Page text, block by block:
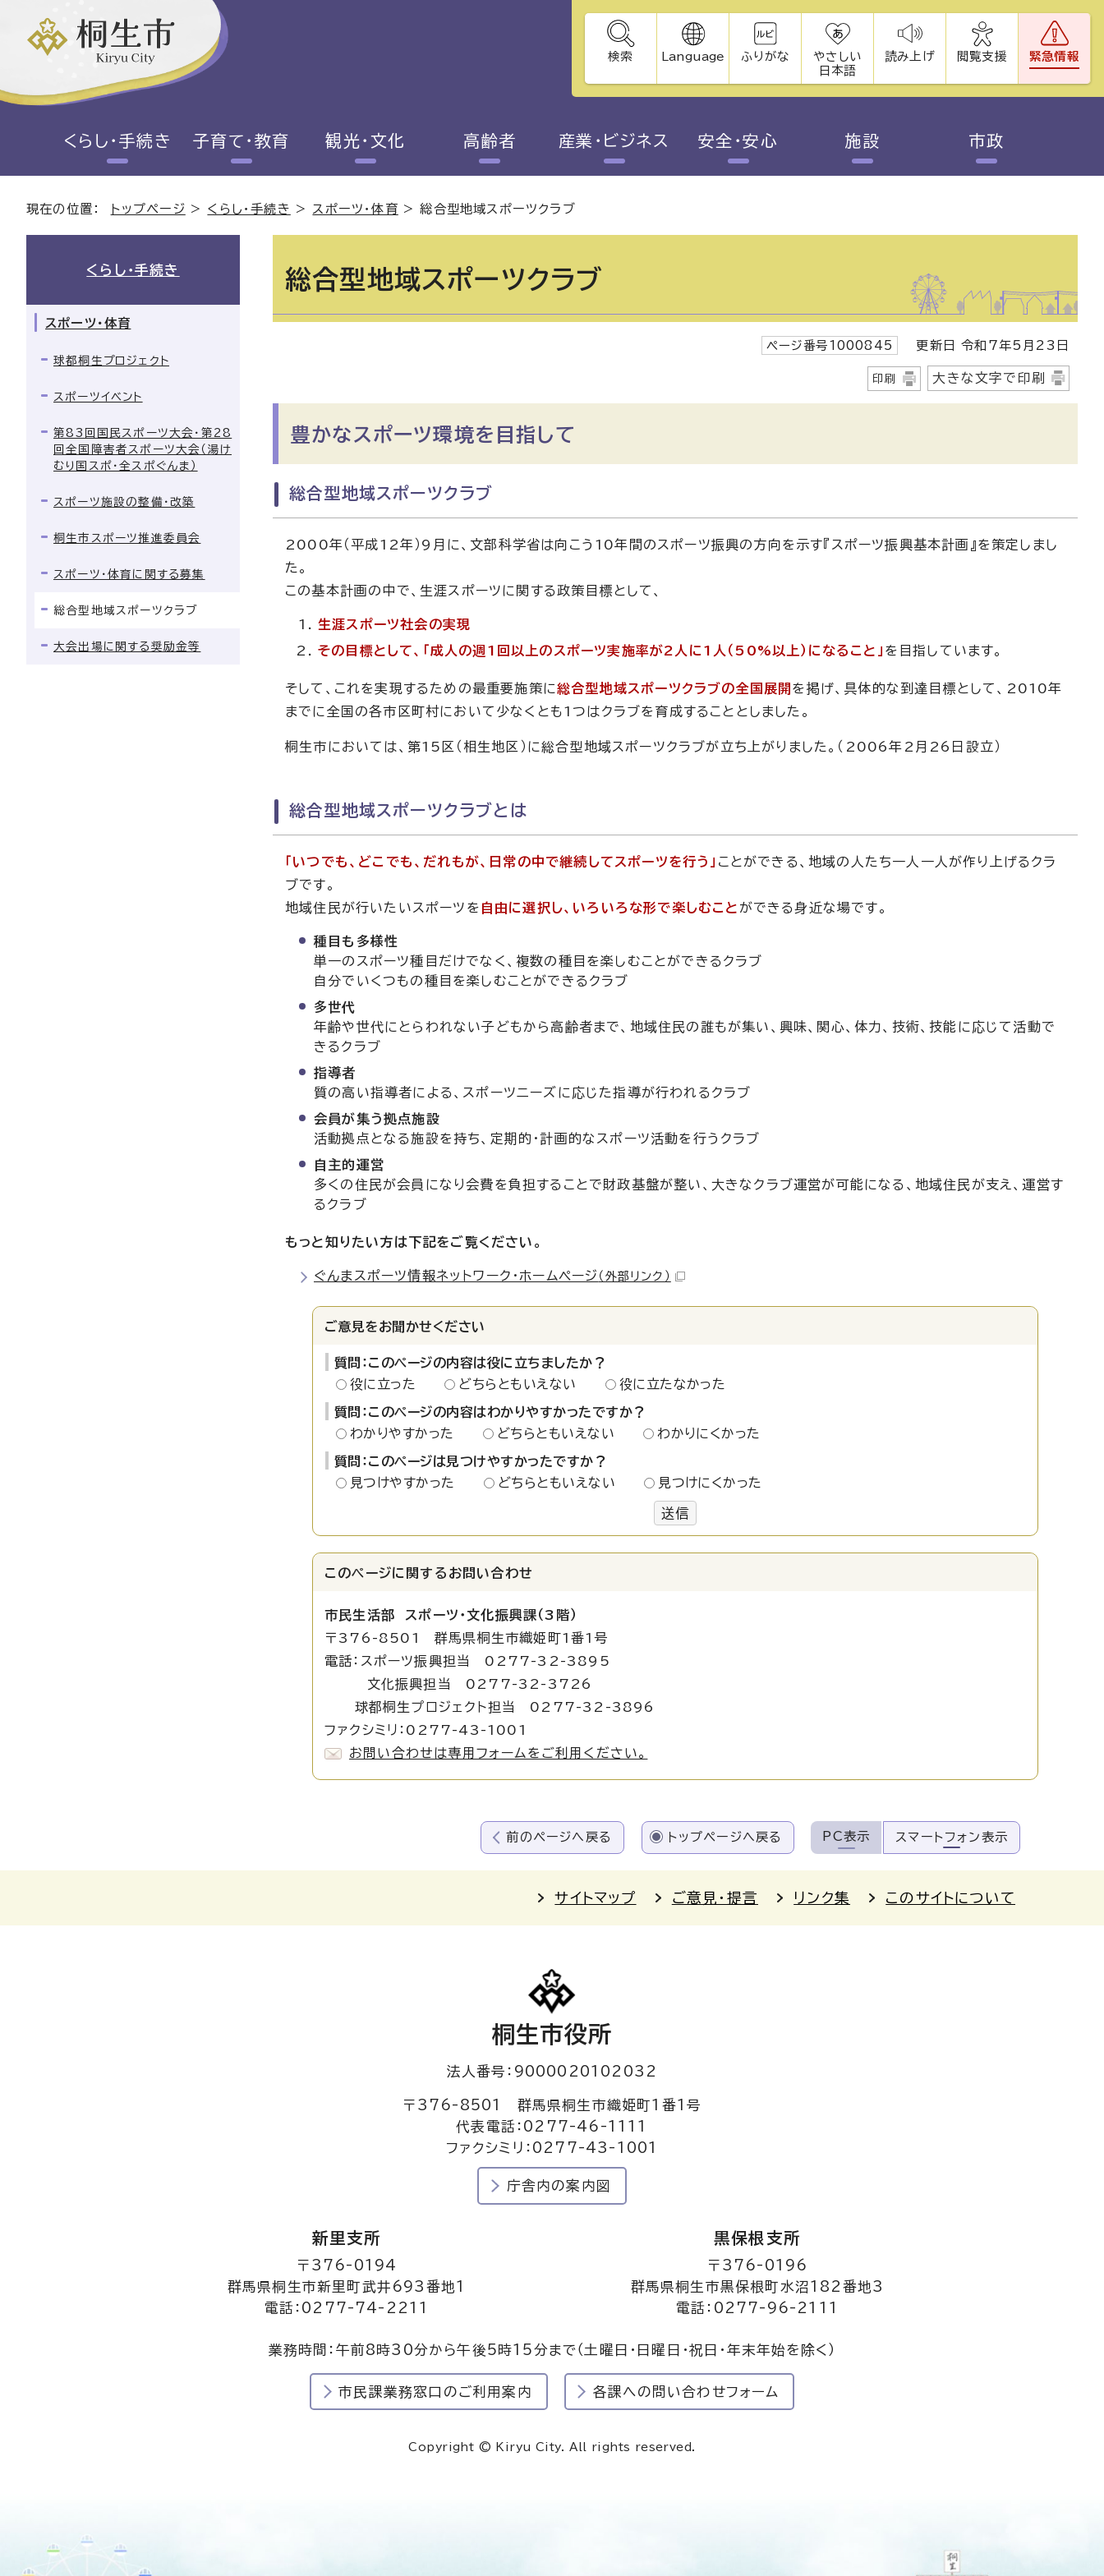
検索 Language ふりがな
やさしい
日本語
読み上げ 閲覧支援 緊急情報
くらし・手続き 子育て・教育 観光・文化 高齢者 産業・ビジネス 安全・安心 施設 市政
現在の位置： トップページ > くらし・手続き > スポーツ・体育 >総合型地域スポーツクラブ
総合型地域スポーツクラブ
ページ番号1000845 更新日 令和7年5月23日
印刷 大きな文字で印刷
豊かなスポーツ環境を目指して
総合型地域スポーツクラブ
2000年（平成12年）9月に、文部科学省は向こう10年間のスポーツ振興の方向を示す『スポーツ振興基本計画』を策定しまし
た。
この基本計画の中で、生涯スポーツに関する政策目標として、
生涯スポーツ社会の実現
その目標として、「成人の週1回以上のスポーツ実施率が2人に1人（50%以上）になること」 を目指しています。
そして、これを実現するための最重要施策に総合型地域スポーツクラブの全国展開 を掲げ、具体的な到達目標として、2010年
までに全国の各市区町村において少なくとも1つはクラブを育成することとしました。
桐生市においては、第15区（相生地区）に総合型地域スポーツクラブが立ち上がりました。（2006年2月26日設立）
総合型地域スポーツクラブとは
「いつでも、どこでも、だれもが、日常の中で継続してスポーツを行う」 ことができる、地域の人たち一人一人が作り上げるクラ
ブです。
地域住民が行いたいスポーツを 自由に選択し、いろいろな形で楽しむこと ができる身近な場です。
種目も多様性
単一のスポーツ種目だけでなく、複数の種目を楽しむことができるクラブ
自分でいくつもの種目を楽しむことができるクラブ
多世代
年齢や世代にとらわれない子どもから高齢者まで、地域住民の誰もが集い、興味、関心、体力、技術、技能に応じて活動で
きるクラブ
指導者
質の高い指導者による、スポーツニーズに応じた指導が行われるクラブ
会員が集う拠点施設
活動拠点となる施設を持ち、定期的・計画的なスポーツ活動を行うクラブ
自主的運営
多くの住民が会員になり会費を負担することで財政基盤が整い、大きなクラブ運営が可能になる、地域住民が支え、運営す
るクラブ
もっと知りたい方は下記をご覧ください。
ぐんまスポーツ情報ネットワーク・ホームページ （外部リンク）
ご意見をお聞かせください
質問：このページの内容は役に立ちましたか？
役に立った
どちらともいえない 役に立たなかった
質問：このページの内容はわかりやすかったですか？
わかりやすかった
どちらともいえない わかりにくかった
質問：このページは見つけやすかったですか？
見つけやすかった
どちらともいえない 見つけにくかった
送信
このページに関する お問い合わせ
市民生活部 スポーツ・文化振興課（3階）
〒376-8501 群馬県桐生市織姫町1番1号
電話：スポーツ振興担当 0277-32-3895
文化振興担当 0277-32-3726
球都桐生プロジェクト担当 0277-32-3896
ファクシミリ：0277-43-1001
お問い合わせは専用フォームをご利用ください。
くらし・手続き
スポーツ・体育
球都桐生プロジェクト
スポーツイベント
第83回国民スポーツ大会・第28
回全国障害者スポーツ大会（湯け
むり国スポ・全スポぐんま）
スポーツ施設の整備・改築
桐生市スポーツ推進委員会
スポーツ・体育に関する募集
総合型地域スポーツクラブ
大会出場に関する奨励金等
前のページへ戻る トップページへ戻る PC表示 スマートフォン表示
サイトマップ ご意見・提言 リンク集 このサイトについて
桐生市役所
法人番号：9000020102032
〒376-8501 群馬県桐生市織姫町1番1号
代表電話：0277-46-1111
ファクシミリ：0277-43-1001
庁舎内の案内図
新里支所
〒376-0194
群馬県桐生市新里町武井693番地1
電話：0277-74-2211
黒保根支所
〒376-0196
群馬県桐生市黒保根町水沼182番地3
電話：0277-96-2111
業務時間：午前8時30分から午後5時15分まで（土曜日・日曜日・祝日・年末年始を除く）
市民課業務窓口のご利用案内 各課への問い合わせフォーム
Copyright © Kiryu City. All rights reserved.